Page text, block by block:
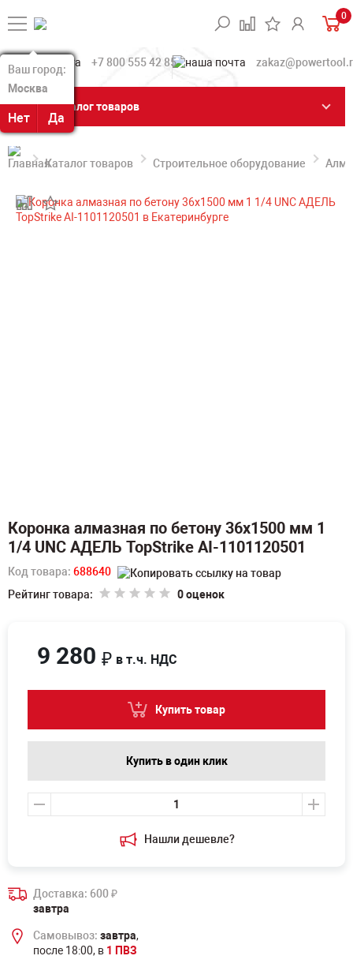
Ваш город:
Москва
Нет Да
Ваш город:
Москва
Нет Да
0
+7 800 555 42 85
Каталог товаров
Каталог товаров Строительное оборудование
Коронка алмазная по бетону 36х1500 мм 1
1/4 UNC АДЕЛЬ TopStrike AI-1101120501
Код товара: 688640
Рейтинг товара:
0 оценок
Нашли дешевле?
9 280 ₽ в т.ч. НДС
Купить товар
Купить в один клик
Доставка: 600₽
завтра
Самовывоз: завтра,
после 18:00, в 1 ПВЗ